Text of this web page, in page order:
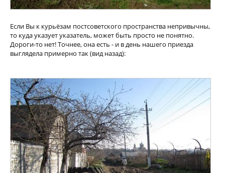
Если Вы к курьёзам постсоветского пространства непривычны,
то куда указует указатель, может быть просто не понятно.
Дороги-то нет! Точнее, она есть - и в день нашего приезда
выглядела примерно так (вид назад):